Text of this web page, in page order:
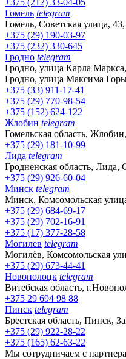
Гомель telegram
Гомель, Советская улица,
+375 (29) 190-03-97
+375 (232) 330-645
Гродно telegram
Гродно, улица Карла
Гродно, улица Максима
+375 (33) 911-17-41
+375 (29) 770-98-54
+375 (152) 624-122
Жлобин telegram
Гомельская область,
+375 (29) 181-10-99
Лида telegram
Гродненская область, Лида,
+375 (29) 926-60-04
Минск telegram
Минск, Комсомольская
+375 (29) 684-69-17
+375 (29) 702-16-91
+375 (17) 377-28-58
Могилев telegram
Могилёв, Комсомольская
+375 (29) 673-44-41
Новополоцк telegram
Витебская область,
+375 29 694 98 88
Пинск telegram
Брестская область, Пинск,
+375 (29) 922-28-22
+375 (165) 62-63-22
Мы сотрудничаем с